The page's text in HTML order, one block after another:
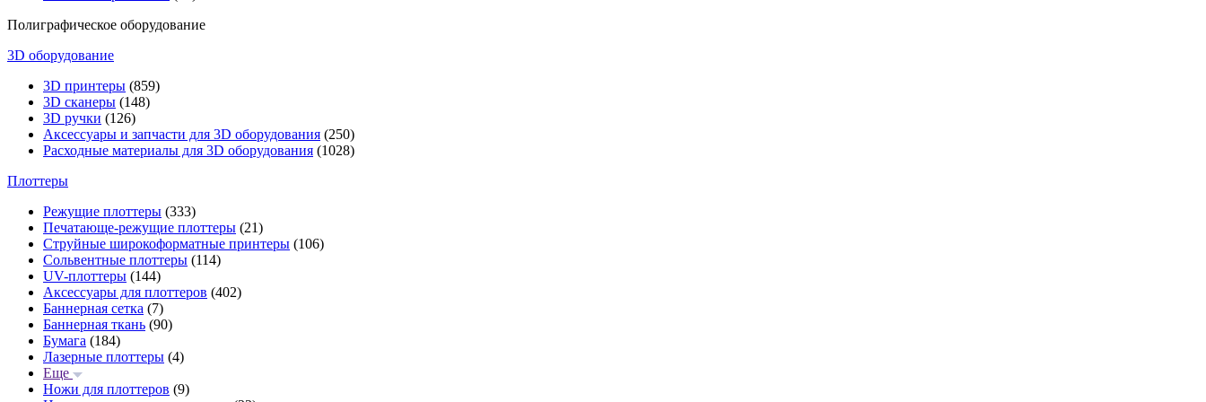
Полиграфическое оборудование
3D оборудование
3D принтеры (859)
3D сканеры (148)
3D ручки (126)
Аксессуары и запчасти для 3D оборудования (250)
Расходные материалы для 3D оборудования (1028)
Плоттеры
Режущие плоттеры (333)
Печатающе-режущие плоттеры (21)
Струйные широкоформатные принтеры (106)
Сольвентные плоттеры (114)
UV-плоттеры (144)
Аксессуары для плоттеров (402)
Баннерная сетка (7)
Баннерная ткань (90)
Бумага (184)
Лазерные плоттеры (4)
Еще
Ножи для плоттеров (9)